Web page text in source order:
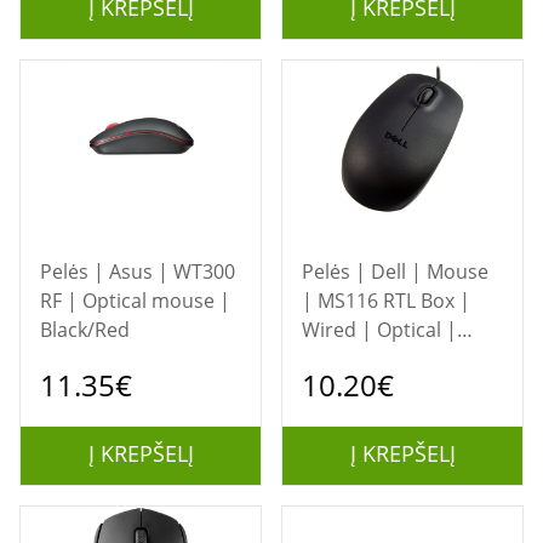
Į KREPŠELĮ Į KREPŠELĮ
Pelės | Asus | WT300
RF | Optical mouse |
Black/Red
11.35€
Į KREPŠELĮ
Pelės | Dell | Mouse
| MS116 RTL Box |
Wired | Optical |
10.20€
Į KREPŠELĮ